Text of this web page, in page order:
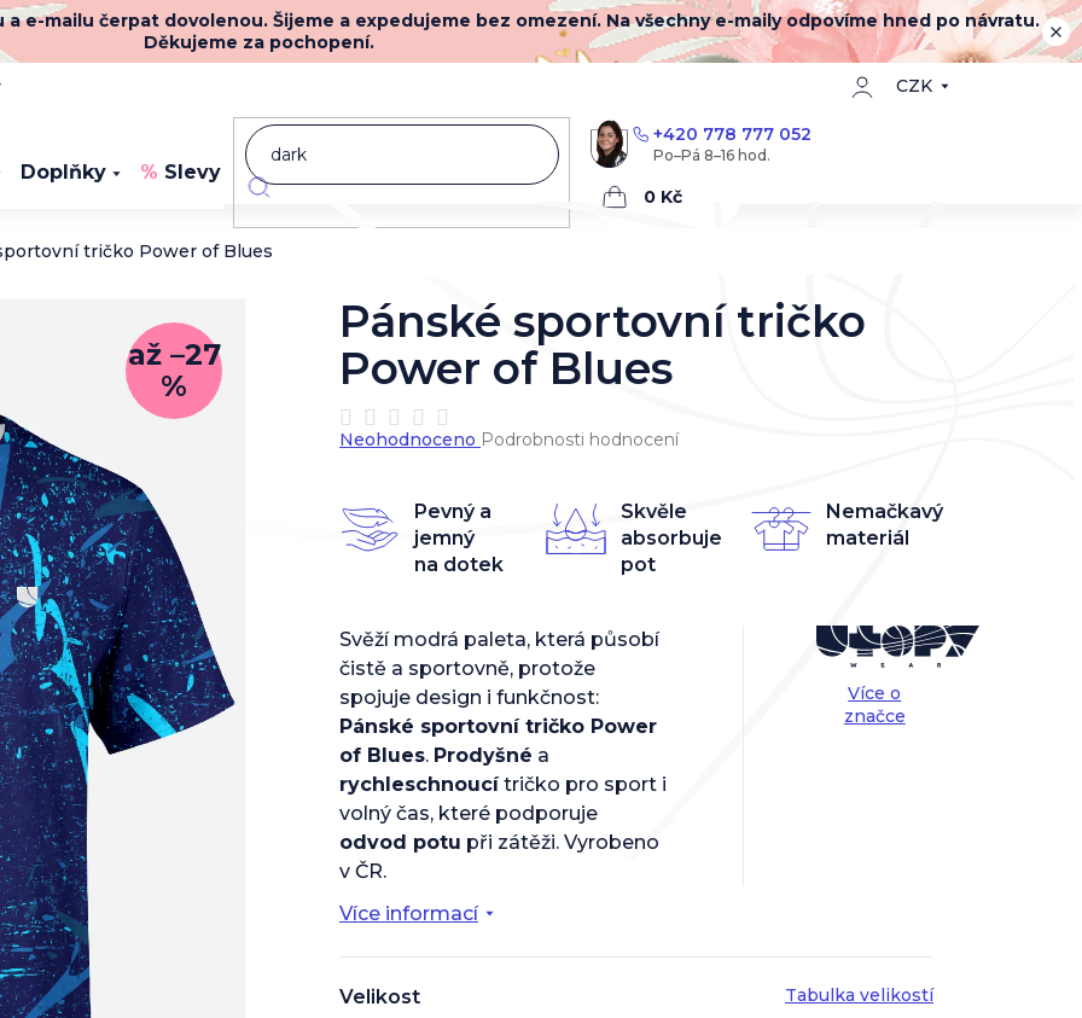
e-mailu čerpat dovolenou. Šijeme a expedujeme bez omezení. Na všechny e-maily odpovíme hned po návratu.
Děkujeme za pochopení.
CZK
+420 778 777 052
Nákupní
Doplňky Slevy Novinky
tričko Power of Blues
až –27
%
Velikost Tabulka velikostí
Více informací
Svěží modrá paleta, která působí
čistě a sportovně, protože
spojuje design i funkčnost:
Pánské sportovní tričko Power
of Blues. Prodyšné a
rychleschnoucítričko pro sport i
volný čas, které podporuje
odvod potu při zátěži. Vyrobeno
v ČR.
Více o
značce
Pevný a
jemný
na dotek
Skvěle
absorbuje
pot
Nemačkavý
materiál
Pánské sportovní tričko
Power of Blues
Průměrné
hodnocení
0,0
z
Neohodnoceno Podrobnosti hodnocení